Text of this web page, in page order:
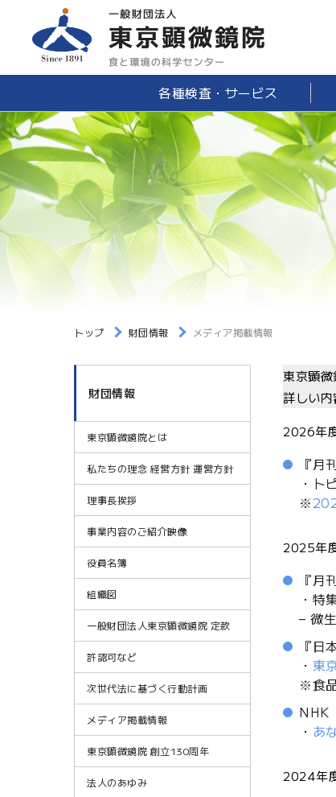
各種検査・サービス
トップ 財団情報 メディア掲載情報
東京顕微
詳しい内
2026年
『月
・ト
※
2025年
『
・特
– 微
『
・ 東
※食
NHK
・ あ
2024年
財団情報
東京顕微鏡院とは
私たちの理念 経営方針 運営方針
理事長挨拶
事業内容のご紹介映像
役員名簿
組織図
一般財団法人東京顕微鏡院 定款
許認可など
次世代法に基づく行動計画
メディア掲載情報
東京顕微鏡院 創立130周年
法人のあゆみ